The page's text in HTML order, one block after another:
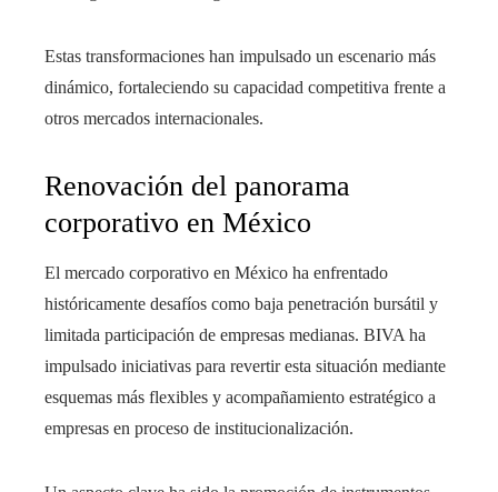
Estas transformaciones han impulsado un escenario más
dinámico, fortaleciendo su capacidad competitiva frente a
otros mercados internacionales.
Renovación del panorama
corporativo en México
El mercado corporativo en México ha enfrentado
históricamente desafíos como baja penetración bursátil y
limitada participación de empresas medianas. BIVA ha
impulsado iniciativas para revertir esta situación mediante
esquemas más flexibles y acompañamiento estratégico a
empresas en proceso de institucionalización.